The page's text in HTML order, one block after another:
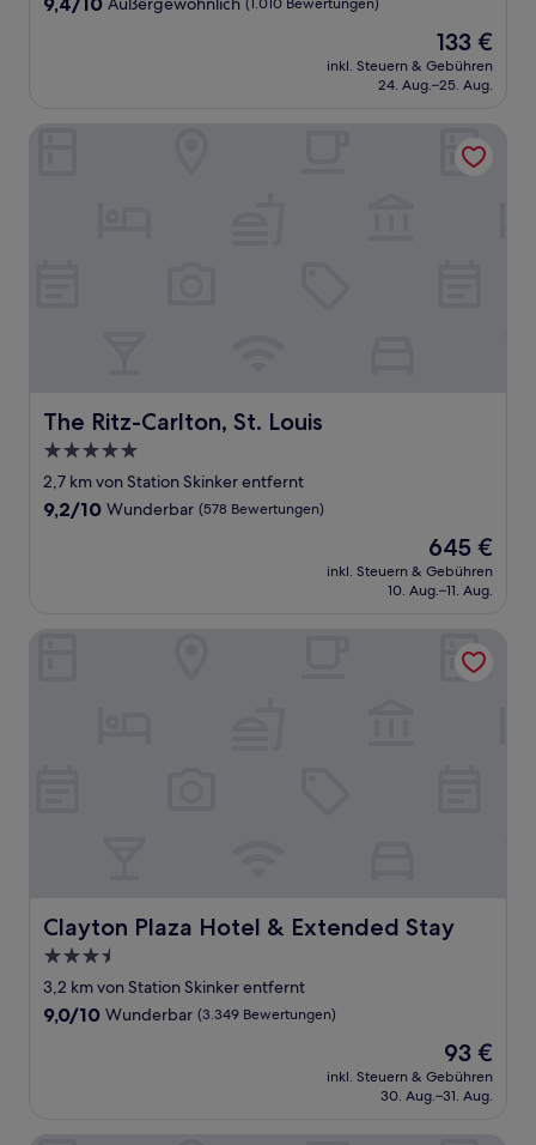
Der
Preis
beträgt
133 €
inkl. Steuern & Gebühren
24. Aug.–25. Aug.
The Ritz-Carlton, St. Louis
The Ritz-Carlton, St. Louis
5.0-
Sterne-
Unterkunft
2,7 km von Station Skinker entfernt
9.2
9,2/10 Wunderbar (578 Bewertungen)
Der
Preis
beträgt
645 €
inkl. Steuern & Gebühren
10. Aug.–11. Aug.
Clayton Plaza Hotel & Extended Stay
Clayton Plaza Hotel & Extended Stay
3.5-
Sterne-
Unterkunft
3,2 km von Station Skinker entfernt
9.0
9,0/10 Wunderbar (3.349 Bewertungen)
Der
Preis
beträgt
93 €
inkl. Steuern & Gebühren
30. Aug.–31. Aug.